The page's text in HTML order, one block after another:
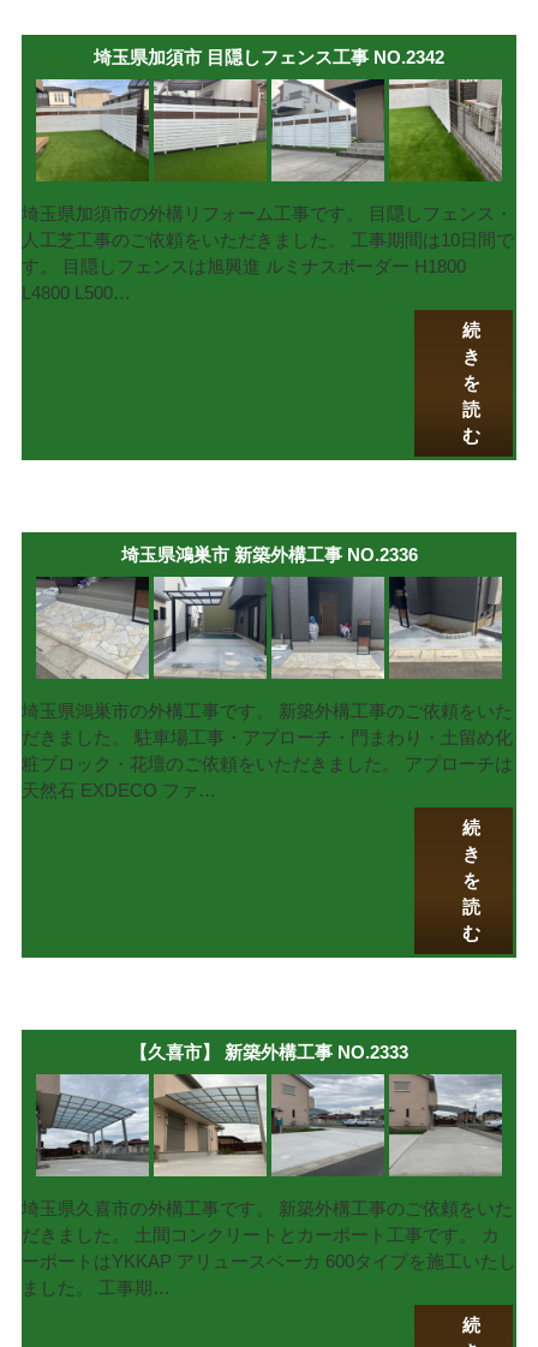
埼玉県加須市 目隠しフェンス工事 NO.2342
埼玉県加須市の外構リフォーム工事です。 目隠しフェンス・
人工芝工事のご依頼をいただきました。 工事期間は10日間で
す。 目隠しフェンスは旭興進 ルミナスボーダー H1800
L4800 L500…
続
き
を
読
む
埼玉県鴻巣市 新築外構工事 NO.2336
埼玉県鴻巣市の外構工事です。 新築外構工事のご依頼をいた
だきました。 駐車場工事・アプローチ・門まわり・土留め化
粧ブロック・花壇のご依頼をいただきました。 アプローチは
天然石 EXDECO ファ…
続
き
を
読
む
【久喜市】 新築外構工事 NO.2333
埼玉県久喜市の外構工事です。 新築外構工事のご依頼をいた
だきました。 土間コンクリートとカーポート工事です。 カ
ーポートはYKKAP アリュースベーカ 600タイプを施工いたし
ました。 工事期…
続